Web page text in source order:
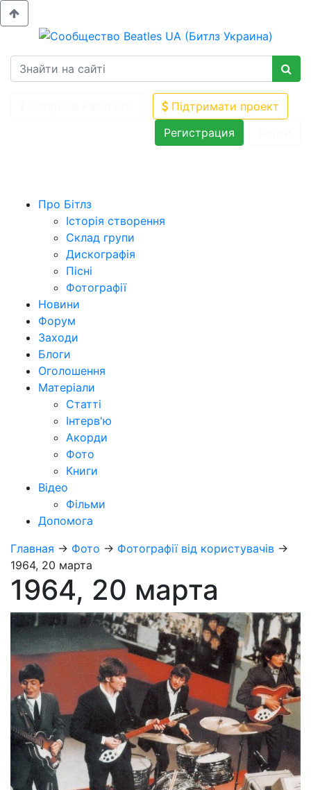
Підтримати проект
Регистрация
Про Бітлз
Історія створення
Склад групи
Дискографія
Пісні
Фотографії
Новини
Форум
Заходи
Блоги
Оголошення
Матеріали
Статті
Інтерв'ю
Акорди
Фото
Книги
Відео
Фільми
Допомога
Главная → Фото → Фотографії від користувачів →
1964, 20 марта
1964, 20 марта